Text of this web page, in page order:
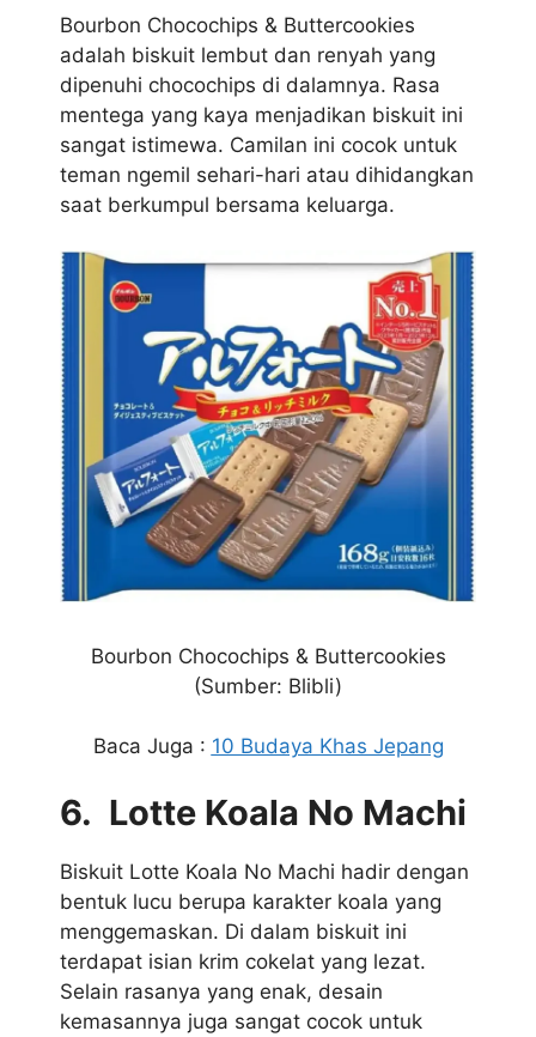
Bourbon Chocochips & Buttercookies
adalah biskuit lembut dan renyah yang
dipenuhi chocochips di dalamnya. Rasa
mentega yang kaya menjadikan biskuit ini
sangat istimewa. Camilan ini cocok untuk
teman ngemil sehari-hari atau dihidangkan
saat berkumpul bersama keluarga.
Bourbon Chocochips & Buttercookies
(Sumber: Blibli)
Baca Juga : 10 Budaya Khas Jepang
6. Lotte Koala No Machi
Biskuit Lotte Koala No Machi hadir dengan
bentuk lucu berupa karakter koala yang
menggemaskan. Di dalam biskuit ini
terdapat isian krim cokelat yang lezat.
Selain rasanya yang enak, desain
kemasannya juga sangat cocok untuk